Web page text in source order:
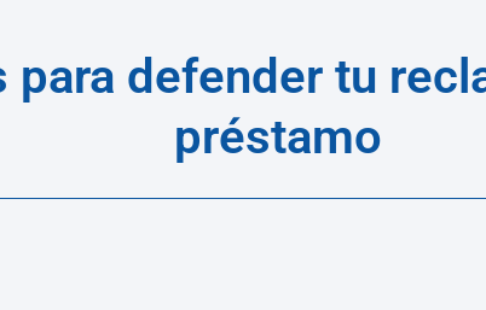
para defender tu
préstamo